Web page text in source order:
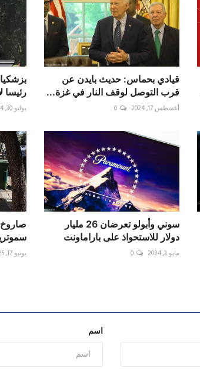
قيادي بحماس: حديث بايدن عن
قرب التوصل لوقف النار في غزة...
أغسطس 17, 2024 0
رئيسا
يوليو 30, 2024
سوني وأبولو تعرضان 26 مليار
دولار للاستحواذ على باراماونت
مايو 3, 2024 0 يونيو 17, 2025
اسم